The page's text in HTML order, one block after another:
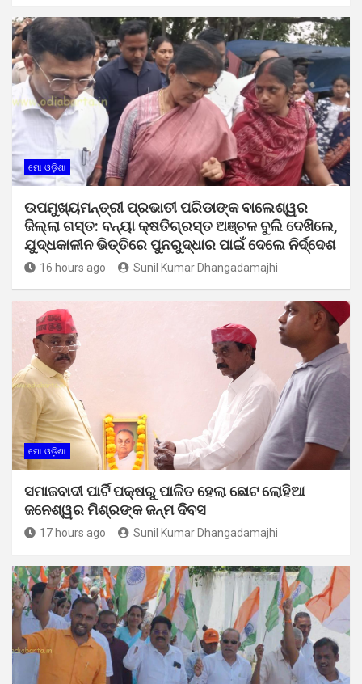
ମୋ ଓଡ଼ିଶା
ଉପମୁଖ୍ୟମନ୍ତ୍ରୀ ପ୍ରଭାତୀ ପରିଡାଙ୍କ ବାଲେଶ୍ୱର
ଜିଲ୍ଲା ଗସ୍ତ: ବନ୍ୟା କ୍ଷତିଗ୍ରସ୍ତ ଅଞ୍ଚଳ ବୁଲି ଦେଖିଲେ,
ଯୁଦ୍ଧକାଳୀନ ଭିତ୍ତିରେ ପୁନରୁଦ୍ଧାର ପାଇଁ ଦେଲେ ନିର୍ଦ୍ଦେଶ
16 hours ago Sunil Kumar Dhangadamajhi
ମୋ ଓଡ଼ିଶା
ସମାଜବାଦୀ ପାର୍ଟି ପକ୍ଷରୁ ପାଳିତ ହେଲା ଛୋଟ ଲୋହିଆ
ଜନେଶ୍ୱର ମିଶ୍ରଙ୍କ ଜନ୍ମ ଦିବସ
17 hours ago Sunil Kumar Dhangadamajhi